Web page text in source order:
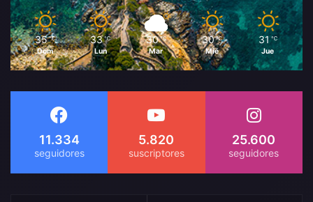
35 ℃
Dom
33 ℃
Lun
30 ℃
Mar
30 ℃
Mié
31 ℃
Jue
11.334 5.820 25.600